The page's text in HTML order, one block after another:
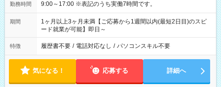
勤務時間 9:00～17:00 ※表記のうち実働7時間です。
期間
1ヶ月以上3ヶ月未満【ご応募から1週間以内(最短2日目)のスピ
ード就業が可能】即日～
特徴 履歴書不要 / 電話対応なし / パソコンスキル不要
気になる！ 応募する 詳細へ